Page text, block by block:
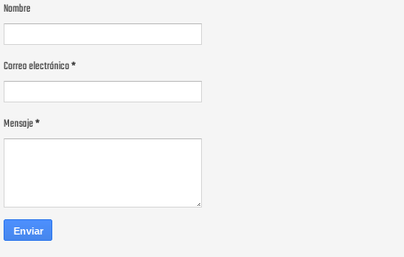
Nombre
Correo electrónico*
Mensaje*